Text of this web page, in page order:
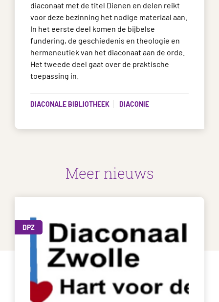
diaconaat met de titel Dienen en delen reikt
voor deze bezinning het nodige materiaal aan.
In het eerste deel komen de bijbelse
fundering, de geschiedenis en theologie en
hermeneutiek van het diaconaat aan de orde.
Het tweede deel gaat over de praktische
toepassing in.
DIACONALE BIBLIOTHEEK DIACONIE
Meer nieuws
DPZ